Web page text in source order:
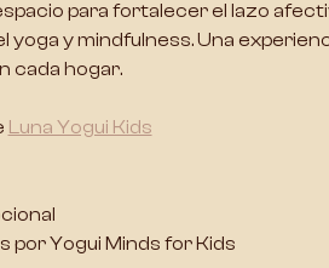
para fortalecer el lazo
y mindfulness. Una
cada hogar.
Luna Yogui Kids
por Yogui Minds for Kids